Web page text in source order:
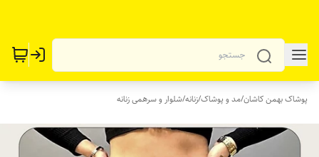
پوشاک بهمن کاشان/مد و پوشاک/زنانه/شلوار و سرهمی زنانه